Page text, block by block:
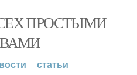
ПРОСТЫМИ
статьи